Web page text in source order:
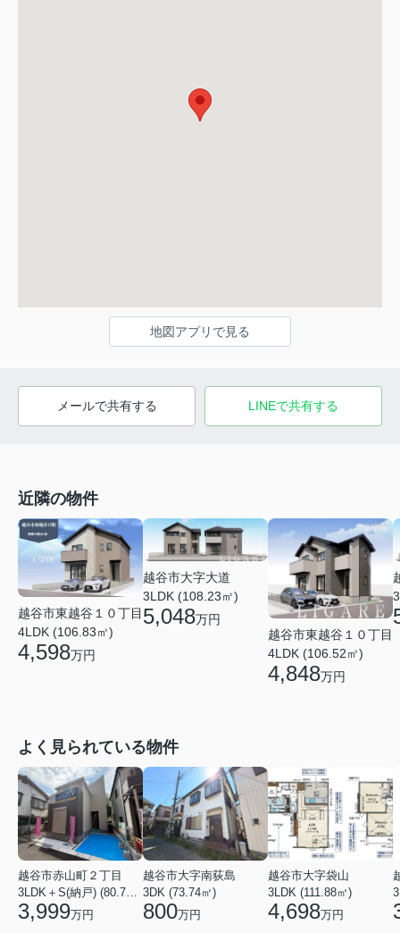
地図アプリで見る
メールで共有する LINEで共有する
近隣の物件
越谷市東越谷１０丁目
4LDK (106.83㎡)
4,598万円
越谷市大字大道
3LDK (108.23㎡)
5,048万円
越谷市東越谷１０丁目
4LDK (106.52㎡)
4,848万円
よく見られている物件
越谷市赤山町２丁目
3,999万円
越谷市大字南荻島
3DK (73.74㎡)
800万円
越谷市大字袋山
3LDK (111.88㎡)
4,698万円